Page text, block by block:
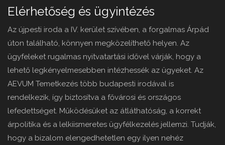
Elérhetőség és ügyintézés
Az újpesti iroda a IV. kerület szívében, a forgalmas Árpád
úton található, könnyen megközelíthető helyen. Az
ügyfeleket rugalmas nyitvatartási idővel várják, hogy a
lehető legkényelmesebben intézhessék az ügyeket. Az
AEVUM Temetkezés több budapesti irodával is
rendelkezik, így biztosítva a fővárosi és országos
lefedettséget. Működésüket az átláthatóság, a korrekt
árpolitika és a lelkiismeretes ügyfélkezelés jellemzi. Tudják,
hogy a bizalom elengedhetetlen egy ilyen nehéz